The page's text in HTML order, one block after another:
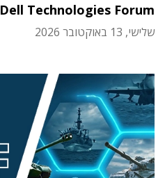
Dell Technologies Forum
שלישי, 13 באוקטובר 2026